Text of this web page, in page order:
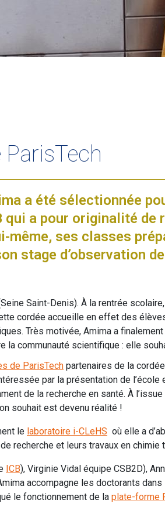
a été sélectionnée
a pour originalité
même, ses classes
stage d’observation
Saint-Denis). À la rentrée
cordée accueille en effet des
Très motivée, Amima a
communauté scientifique : elle
de ParisTech partenaires de la
par la présentation de
de la recherche en santé. À
souhait est devenu réalité !
le laboratoire i-CLeHS où elle a
recherche et leurs travaux en chimie
ICB), Virginie Vidal équipe CSB2D),
accompagne les doctorants
le fonctionnement de la plate-forme